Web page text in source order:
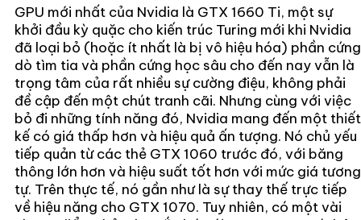
GPU mới nhất của Nvidia là GTX 1660 Ti, một sự
khởi đầu kỳ quặc cho kiến ​​trúc Turing mới khi Nvidia
đã loại bỏ (hoặc ít nhất là bị vô hiệu hóa) phần cứng
dò tìm tia và phần cứng học sâu cho đến nay vẫn là
trọng tâm của rất nhiều sự cường điệu, không phải
đề cập đến một chút tranh cãi. Nhưng cùng với việc
bỏ đi những tính năng đó, Nvidia mang đến một thiết
kế có giá thấp hơn và hiệu quả ấn tượng. Nó chủ yếu
tiếp quản từ các thẻ GTX 1060 trước đó, với băng
thông lớn hơn và hiệu suất tốt hơn với mức giá tương
tự. Trên thực tế, nó gần như là sự thay thế trực tiếp
về hiệu năng cho GTX 1070. Tuy nhiên, có một vài